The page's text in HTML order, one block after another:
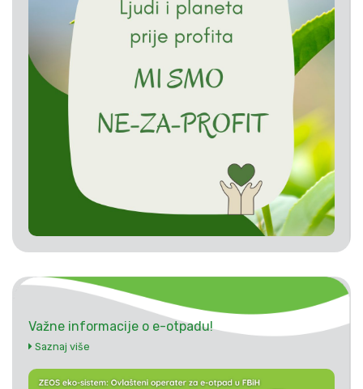
Važne informacije o e-otpadu!
Saznaj više